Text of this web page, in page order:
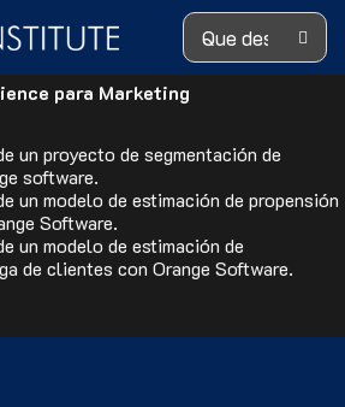
Search ...
for Marketing
para Marketing
un proyecto de segmentación de
software.
un modelo de estimación de propensión
Software.
un modelo de estimación de
de clientes con Orange Software.